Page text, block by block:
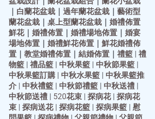
｜ 白蘭花盆栽 ｜ 過年蘭花盆栽 ｜ 藝術型
蘭花盆栽 ｜ 桌上型蘭花盆栽 ｜ 婚禮佈置
鮮花｜ 婚禮佈置 ｜ 婚禮場地佈置 ｜ 婚宴
場地佈置 ｜ 婚禮鮮花佈置 ｜ 鮮花婚禮佈
置 ｜ 教堂婚禮佈置 ｜ 結婚佈置 ｜ 禮籃 | 禮
物籃 | 禮品籃 | 中秋果籃 | 中秋節果籃 |
中秋果籃訂購 | 中秋水果籃 | 中秋果籃推
介 | 中秋禮籃 | 中秋節禮籃 | 中秋送禮 |
中秋節送禮 | 520花束 | 探病花 | 探病花
束 | 探病送花 | 探病花籃 | 探病果籃 | 慰